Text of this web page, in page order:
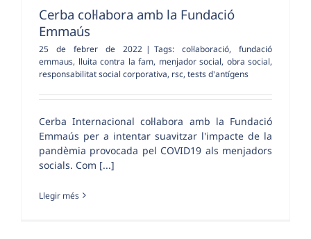
Cerba col·labora amb la Fundació
Emmaús
25 de febrer de 2022 | Tags: col·laboració, fundació
emmaus, lluita contra la fam, menjador social, obra social,
responsabilitat social corporativa, rsc, tests d'antígens
Cerba Internacional col·labora amb la Fundació
Emmaús per a intentar suavitzar l'impacte de la
pandèmia provocada pel COVID19 als menjadors
socials. Com [...]
Llegir més